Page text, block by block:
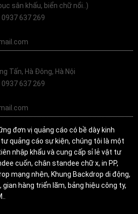
sân khấu, biển chữ nổi..)
637 269
Tấn, Hà Đông, Hà Nội
637 269
đơn vị quảng cáo có bề dày kinh
quảng cáo sự kiện, chúng tôi là một
nhập khẩu và cung cấp sỉ lẻ vật tư
cuốn, chân standee chữ x, in PP,
mạng nhện, Khung Backdrop di động,
gian hàng triển lãm, bảng hiệu công ty,